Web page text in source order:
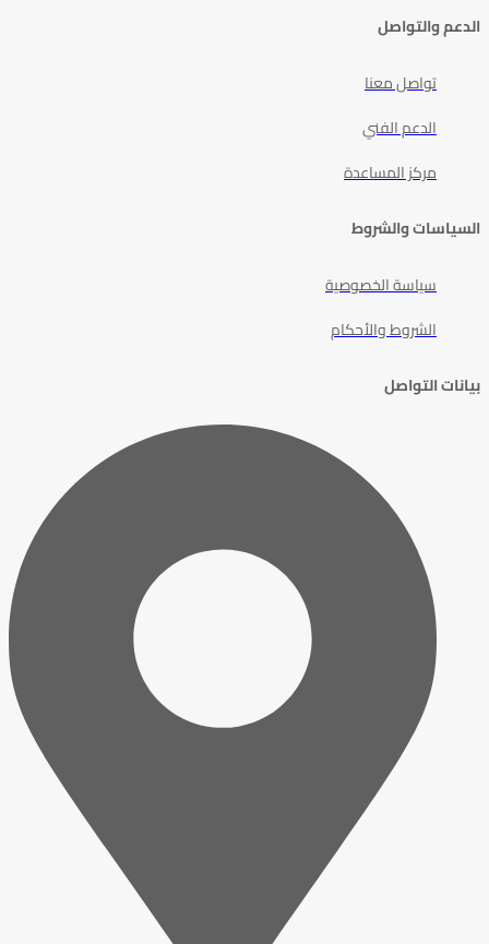
الدعم والتواصل
تواصل معنا
الدعم الفني
مركز المساعدة
السياسات والشروط
سياسة الخصوصية
الشروط والأحكام
بيانات التواصل